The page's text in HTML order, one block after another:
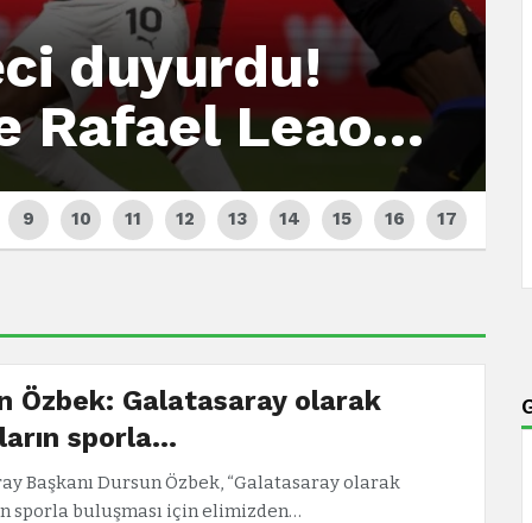
duyurdu!
Rafael Leao…
Özbek: Galatasaray olarak
sporla…
Başkanı Dursun Özbek, “Galatasaray olarak
sporla buluşması için elimizden…